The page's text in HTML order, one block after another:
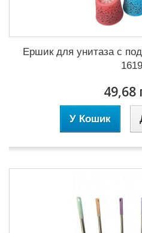
Ершик для унитаза с
49,68
У Кошик